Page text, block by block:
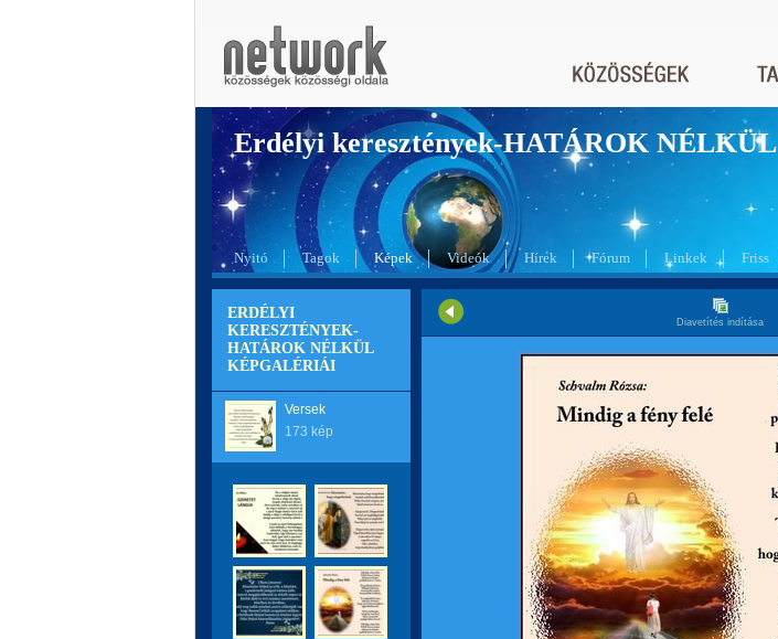
Erdélyi keresztények-HATÁROK NÉLKÜL
Nyitó Tagok Képek Videók Hírek Fórum Linkek Friss
ERDÉLYI
KERESZTÉNYEK-
HATÁROK NÉLKÜL
KÉPGALÉRIÁI
Versek
173 kép
Diavetítés indítása